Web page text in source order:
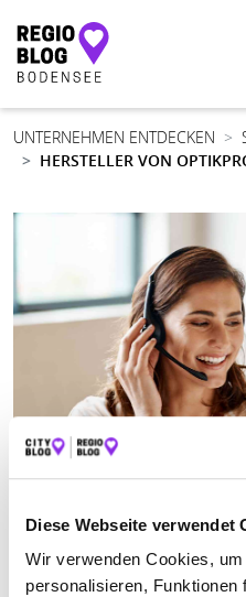
Diese Webseite verwendet
Wir verwenden Cookies,
personalisieren, Funktionen
Hauptnavigation
UNTERNEHMEN ENTDECKEN
HERSTELLER VON
HERSTELLER VON